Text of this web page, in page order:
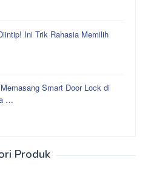
Ini Trik Rahasia Memilih
Smart Door Lock di
…
Produk